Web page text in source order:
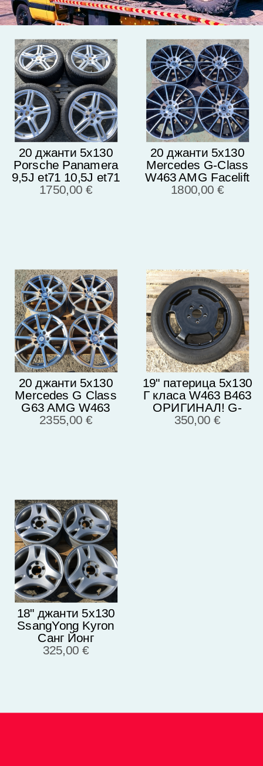
20 джанти 5х130
Porsche Panamera
9,5J et71 10,5J et71
Micelin Pilot Alpin NO
1750,00 €
20 джанти 5х130
Mercedes G-Class
W463 AMG Facelift
Мерцедес Г класа
1800,00 €
20 джанти 5х130
Mercedes G Class
G63 AMG W463
Facelift Чисто нови
2355,00 €
19" патерица 5х130
Г класа W463 В463
ОРИГИНАЛ! G-
klass A4634011400
350,00 €
18" джанти 5х130
SsangYong Kyron
Санг Йонг
Оригинал!
325,00 €